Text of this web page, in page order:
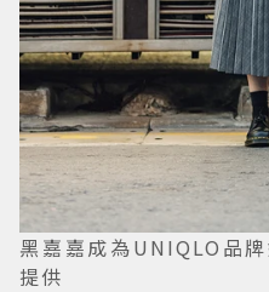
黑嘉嘉成為UNIQLO品
提供